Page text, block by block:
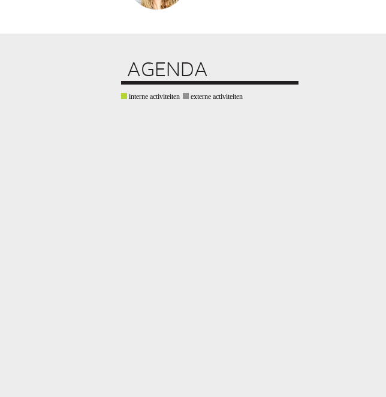
AGENDA
interne activiteiten externe activiteiten